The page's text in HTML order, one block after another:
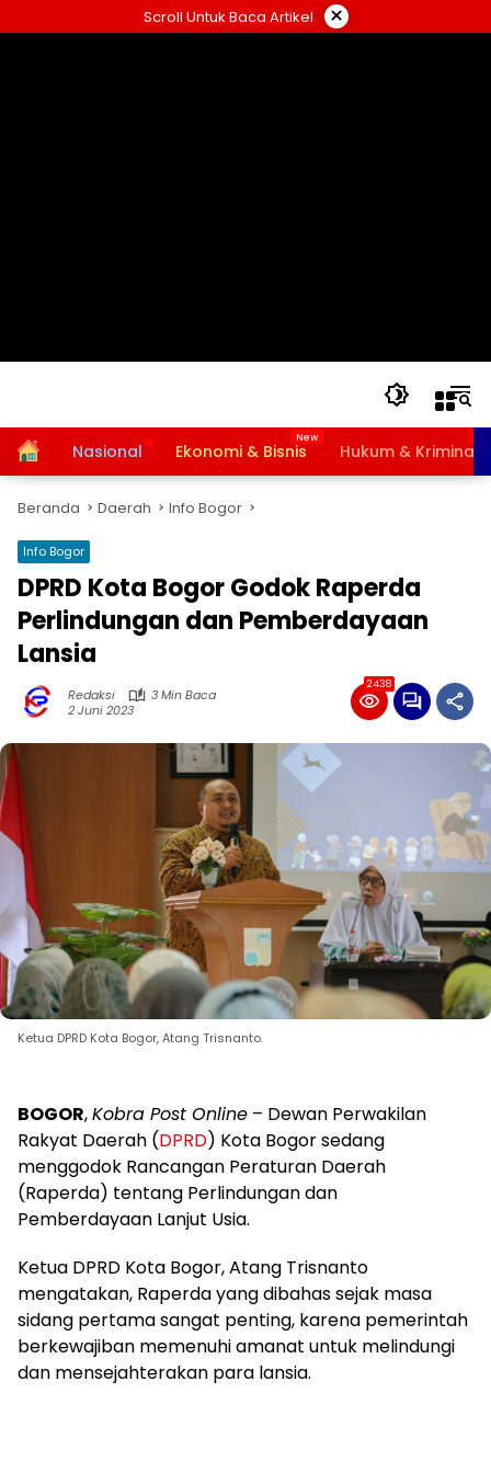
ke
Scroll Untuk Baca Artikel ×
HomeNasional Ekonomi & Bisnis Hukum & Kriminal
Beranda Daerah Info Bogor
Info Bogor
DPRD Kota Bogor Godok Raperda
Perlindungan dan Pemberdayaan
Lansia
Redaksi
3 Min Baca
2 Juni 2023
2438
Ketua DPRD Kota Bogor, Atang Trisnanto.
BOGOR,Kobra Post Online – Dewan Perwakilan
Rakyat Daerah (DPRD) Kota Bogor sedang
menggodok Rancangan Peraturan Daerah
(Raperda) tentang Perlindungan dan
Pemberdayaan Lanjut Usia.
Ketua DPRD Kota Bogor, Atang Trisnanto
mengatakan, Raperda yang dibahas sejak masa
sidang pertama sangat penting, karena pemerintah
berkewajiban memenuhi amanat untuk melindungi
dan mensejahterakan para lansia.